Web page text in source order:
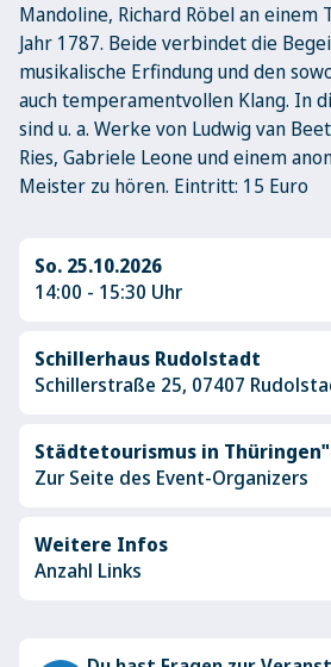
Mandoline, Richard Röbel an einem
Jahr 1787. Beide verbindet die
musikalische Erfindung und den
auch temperamentvollen Klang. In
sind u. a. Werke von Ludwig van
Ries, Gabriele Leone und einem
Meister zu hören. Eintritt: 15 Euro
So. 25.10.2026
14:00 - 15:30 Uhr
Schillerhaus Rudolstadt
Schillerstraße 25, 07407
Städtetourismus in Thüringen"
Zur Seite des Event-Organizers
Weitere Infos
Anzahl Links